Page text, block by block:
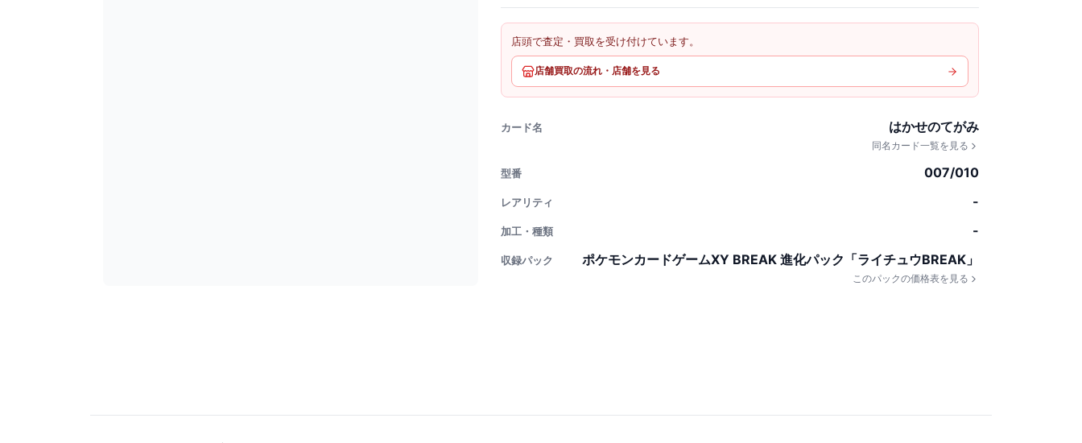
店頭で査定・買取を受け付けています。
店舗買取の流れ・店舗を見る
カード名 はかせのてがみ
同名カード一覧を見る
型番 007/010
レアリティ -
加工・種類 -
収録パック ポケモンカードゲームXY BREAK 進化パック「ライチュウBREAK」
このパックの価格表を見る